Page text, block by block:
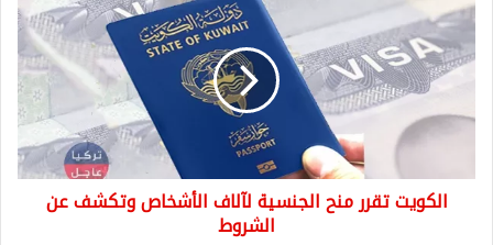
تقرر
منح
الجنسية
لآلاف
الأشخاص
وتكشف
الشروط
الكويت تقرر منح الجنسية لآلاف الأشخاص وتكشف عن
الشروط